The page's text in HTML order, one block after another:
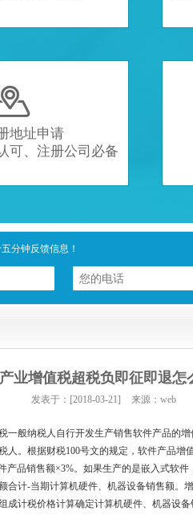
地址申请
可、注册公司必备
分钟反馈信息！
业增值税超税负即征即退怎
发表于：[2018-03-21] 来源：web
一般纳税人自行开发生产销售软件产品的
人。根据财税100号文的规定，软件产品增
产品销售额×3%。如果生产的是嵌入式软
合计-当期计算机硬件、机器设备销售额。
成计税价格计算确定计算机硬件、机器设